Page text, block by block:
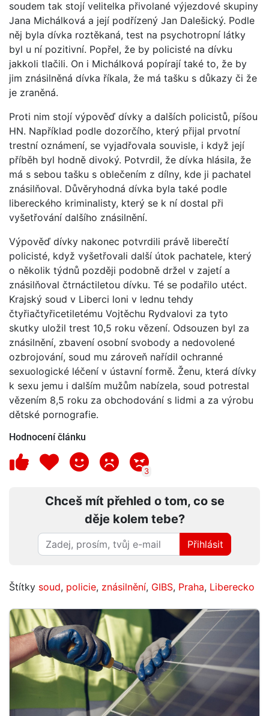
soudem tak stojí velitelka přivolané výjezdové skupiny
Jana Michálková a její podřízený Jan Dalešický. Podle
něj byla dívka roztěkaná, test na psychotropní látky
byl u ní pozitivní. Popřel, že by policisté na dívku
jakkoli tlačili. On i Michálková popírají také to, že by
jim znásilněná dívka říkala, že má tašku s důkazy či že
je zraněná.
Proti nim stojí výpověď dívky a dalších policistů, píšou
HN. Například podle dozorčího, který přijal prvotní
trestní oznámení, se vyjadřovala souvisle, i když její
příběh byl hodně divoký. Potvrdil, že dívka hlásila, že
má s sebou tašku s oblečením z dílny, kde ji pachatel
znásilňoval. Důvěryhodná dívka byla také podle
libereckého kriminalisty, který se k ní dostal při
vyšetřování dalšího znásilnění.
Výpověď dívky nakonec potvrdili právě liberečtí
policisté, když vyšetřovali další útok pachatele, který
o několik týdnů později podobně držel v zajetí a
znásilňoval čtrnáctiletou dívku. Té se podařilo utéct.
Krajský soud v Liberci loni v lednu tehdy
čtyřiačtyřicetiletému Vojtěchu Rydvalovi za tyto
skutky uložil trest 10,5 roku vězení. Odsouzen byl za
znásilnění, zbavení osobní svobody a nedovolené
ozbrojování, soud mu zároveň nařídil ochranné
sexuologické léčení v ústavní formě. Ženu, která dívky
k sexu jemu i dalším mužům nabízela, soud potrestal
vězením 8,5 roku za obchodování s lidmi a za výrobu
dětské pornografie.
Hodnocení článku
3
Chceš mít přehled o tom, co se
děje kolem tebe?
Přihlásit
Štítky soud, policie, znásilnění, GIBS, Praha, Liberecko